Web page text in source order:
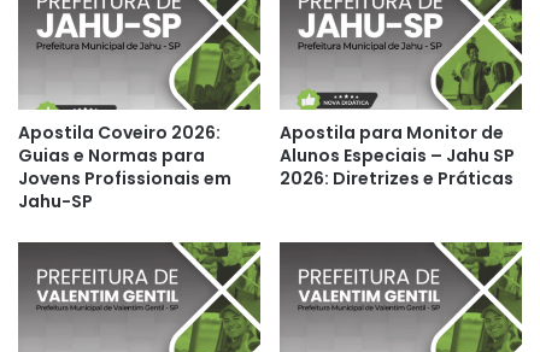
Apostila Coveiro 2026:
Guias e Normas para
Jovens Profissionais em
Jahu-SP
Apostila para Monitor de
Alunos Especiais – Jahu SP
2026: Diretrizes e Práticas